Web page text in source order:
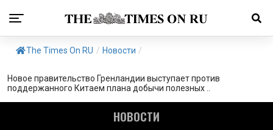
The Times On RU / Новости /
Новое правительство Гренландии выступает против
поддержанного Китаем плана добычи полезных ..
НОВОСТИ